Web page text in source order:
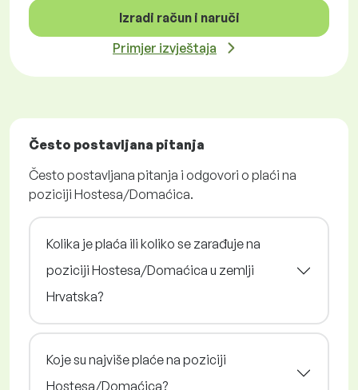
Izradi račun i naruči
Primjer izvještaja
Često postavljana pitanja
Često postavljana pitanja i odgovori o plaći na
poziciji Hostesa/Domaćica.
Kolika je plaća ili koliko se zarađuje na
poziciji Hostesa/Domaćica u zemlji
Hrvatska?
Koje su najviše plaće na poziciji
Hostesa/Domaćica?